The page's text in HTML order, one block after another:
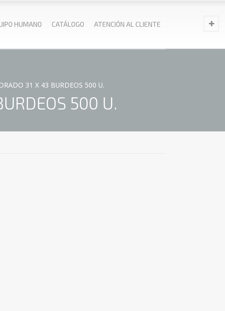
HUMANO CATÁLOGO ATENCIÓN AL CLIENTE
31 X 43 BURDEOS 500 U.
500 U.